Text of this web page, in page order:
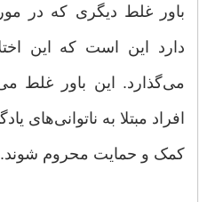
باور غلط دیگری که در
دارد این است که این
می‌گذارد. این باور غلط
افراد مبتلا به ناتوانی‌های
کمک و حمایت محروم شوند.